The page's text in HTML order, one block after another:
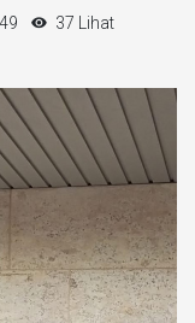
37 Lihat